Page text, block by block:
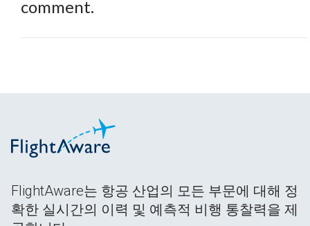
comment.
FlightAware는 항공 산업의 모든 부문에 대해 정
확한 실시간의 이력 및 예측적 비행 통찰력을 제